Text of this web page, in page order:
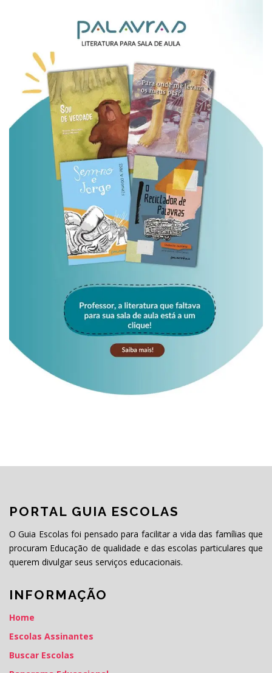
PORTAL GUIA ESCOLAS
O Guia Escolas foi pensado para facilitar a vida das famílias que
procuram Educação de qualidade e das escolas particulares que
querem divulgar seus serviços educacionais.
INFORMAÇÃO
Home
Escolas Assinantes
Buscar Escolas